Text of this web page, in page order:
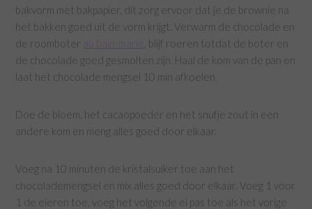
bakvorm met bakpapier, dit zorg ervoor dat je de brownie na
het bakken goed uit de vorm krijgt. Verwarm de chocolade en
de roomboter
, blijf roeren totdat de boter en
de chocolade goed gesmolten zijn. Haal de kom van de pan en
laat het chocolade mengsel 10 min afkoelen.
Doe de bloem, het cacaopoeder en het snufje zout in een
andere kom en meng alles goed door elkaar.
Voeg na 10 minuten de kristalsuiker toe aan het
chocolademengsel en mix alles goed door elkaar. Voeg 1 voor
1 de eieren toe, voeg het volgende ei pas toe als het vorige